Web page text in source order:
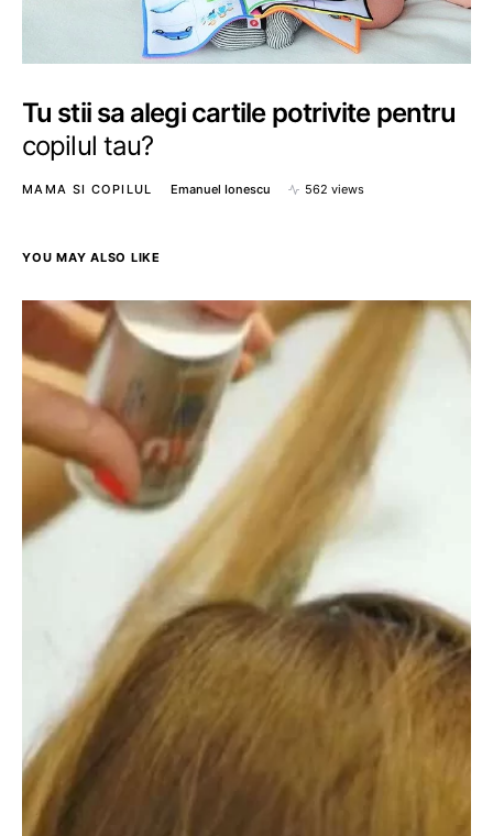
Tu stii sa alegi cartile potrivite pentru
copilul tau?
MAMA SI COPILUL Emanuel Ionescu 562 views
YOU MAY ALSO LIKE